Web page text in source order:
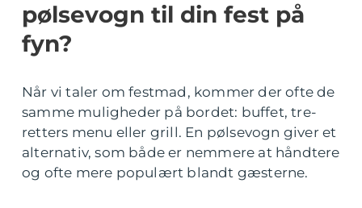
pølsevogn til din fest på
fyn?
Når vi taler om festmad, kommer der ofte de
samme muligheder på bordet: buffet, tre-
retters menu eller grill. En pølsevogn giver et
alternativ, som både er nemmere at håndtere
og ofte mere populært blandt gæsterne.